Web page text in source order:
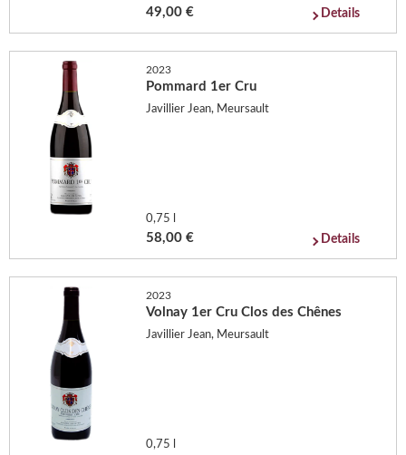
49,00 € Details
2023
Pommard 1er Cru
Javillier Jean, Meursault
0,75 l
58,00 € Details
2023
Volnay 1er Cru Clos des Chênes
Javillier Jean, Meursault
0,75 l